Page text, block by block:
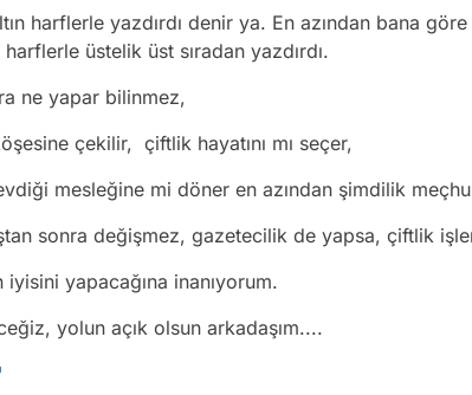
harflerle yazdırdı denir ya. En azından bana
harflerle üstelik üst sıradan yazdırdı.
ne yapar bilinmez,
çekilir, çiftlik hayatını mı seçer,
mesleğine mi döner en azından şimdilik
sonra değişmez, gazetecilik de yapsa, çiftlik
iyisini yapacağına inanıyorum.
yolun açık olsun arkadaşım....